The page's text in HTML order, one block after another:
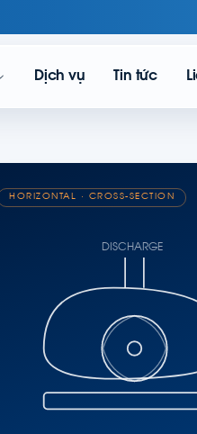
Dịch vụ Tin tức
HORIZONTAL · CROSS-SECTION
DISCHARGE